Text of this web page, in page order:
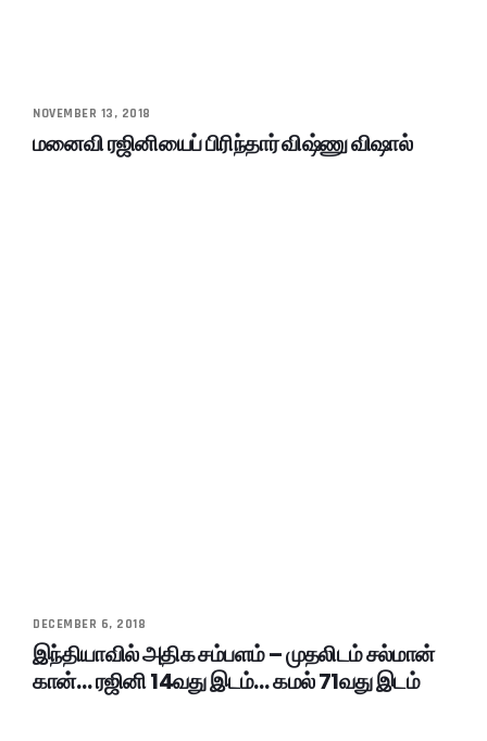
NOVEMBER 13, 2018
மனைவி ரஜினியைப் பிரிந்தார் விஷ்ணு விஷால்
DECEMBER 6, 2018
இந்தியாவில் அதிக சம்பளம் – முதலிடம் சல்மான்
கான்… ரஜினி 14வது இடம்… கமல் 71வது இடம்